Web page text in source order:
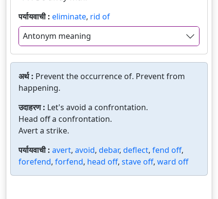
पर्यायवाची : eliminate, rid of
Antonym meaning
अर्थ : Prevent the occurrence of. Prevent from
happening.
उदाहरण : Let's avoid a confrontation.
Head off a confrontation.
Avert a strike.
पर्यायवाची : avert, avoid, debar, deflect, fend off,
forefend, forfend, head off, stave off, ward off